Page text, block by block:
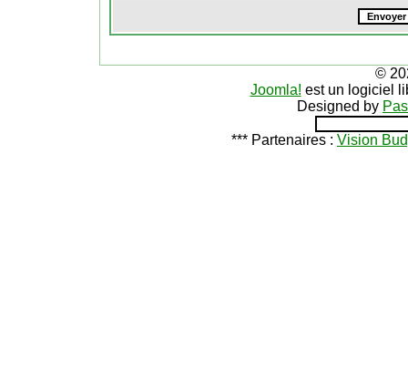
©
Joomla! est un logiciel
Designed by
*** Partenaires : Vision